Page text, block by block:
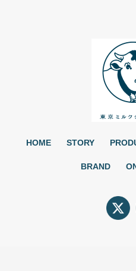
HOME STORY
BRAND